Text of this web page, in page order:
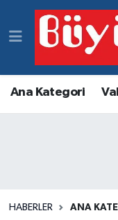
Ana Kategori
HABERLER ANA
Vakfıkebir
Vakfıkebir